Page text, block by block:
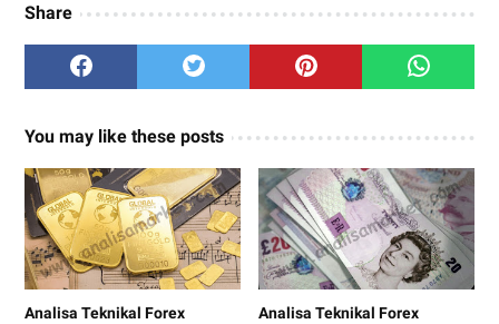
Share
You may like these posts
Analisa Teknikal Forex
Analisa Teknikal Forex